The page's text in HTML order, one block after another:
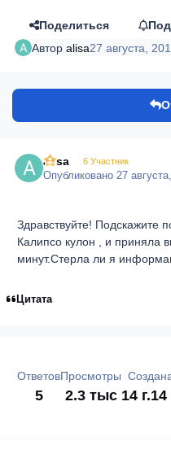
Поделиться
Авторalisa27 августа,
alisa 6 Участник
Опубликовано27
Здравствуйте! Подскажите
Калипсо кулон , и приняла
минут.Стерла ли я
Цитата
Ответов
5
Просмотры
2.3 тыс 14 г.14